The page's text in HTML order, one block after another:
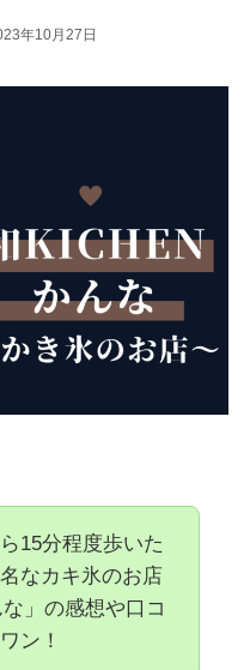
年10月27日
15分程度歩いた
なカキ氷のお店
な」の感想や口コ
ン！